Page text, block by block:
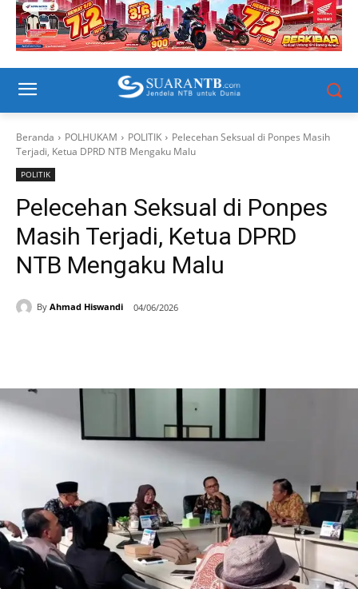
Beranda POLHUKAM POLITIK
Pelecehan Seksual di Ponpes Masih
Terjadi, Ketua DPRD NTB Mengaku Malu
POLITIK
Pelecehan Seksual di Ponpes
Masih Terjadi, Ketua DPRD
NTB Mengaku Malu
By Ahmad Hiswandi 04/06/2026